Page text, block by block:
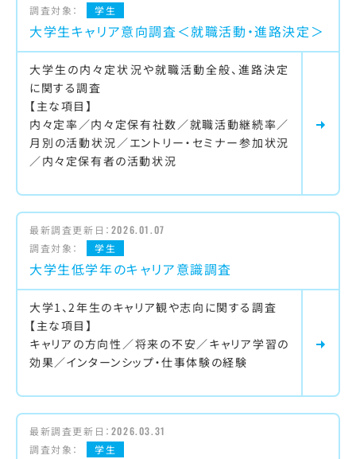
調査対象： 学生
大学生キャリア意向調査＜就職活動・進路決定＞
大学生の内々定状況や就職活動全般、進路決定
に関する調査
【主な項目】
内々定率／内々定保有社数／就職活動継続率／
月別の活動状況／エントリー・セミナー参加状況
／内々定保有者の活動状況
最新調査更新日： 2026.01.07
調査対象：
学生
大学生低学年のキャリア意識調査
大学1、2年生のキャリア観や志向に関する調査
【主な項目】
キャリアの方向性／将来の不安／キャリア学習の
効果／インターンシップ・仕事体験の経験
最新調査更新日： 2026.03.31
調査対象：
学生